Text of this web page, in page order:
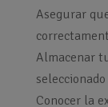
Asegurar
Almacenar
Conocer la